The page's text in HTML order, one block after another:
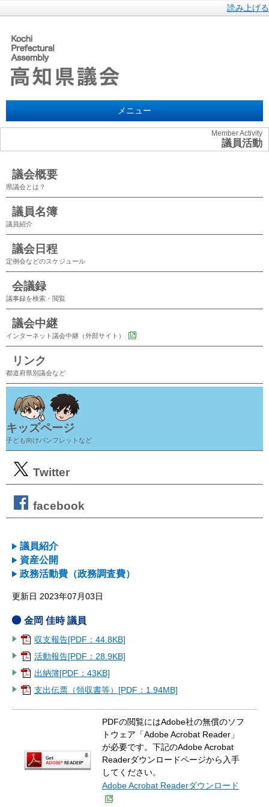
読み上げる
メニュー
Member Activity
議員活動
議会概要
県議会とは？
議員名簿
議員紹介
議会日程
定例会などのスケジュール
会議録
議事録を検索・閲覧
議会中継
インターネット議会中継（外部サイト）
リンク
都道府県別議会など
キッズページ
子ども向けパンフレットなど
Twitter
facebook
議員紹介
資産公開
政務活動費（政務調査費）
更新日 2023年07月03日
金岡 佳時 議員
収支報告[PDF：44.8KB]
活動報告[PDF：28.9KB]
出納簿[PDF：43KB]
支出伝票（領収書等）[PDF：1.94MB]
PDFの閲覧にはAdobe社の無償のソフ
トウェア「Adobe Acrobat Reader」
が必要です。下記のAdobe Acrobat
Readerダウンロードページから入手
してください。
Adobe Acrobat Readerダウンロード